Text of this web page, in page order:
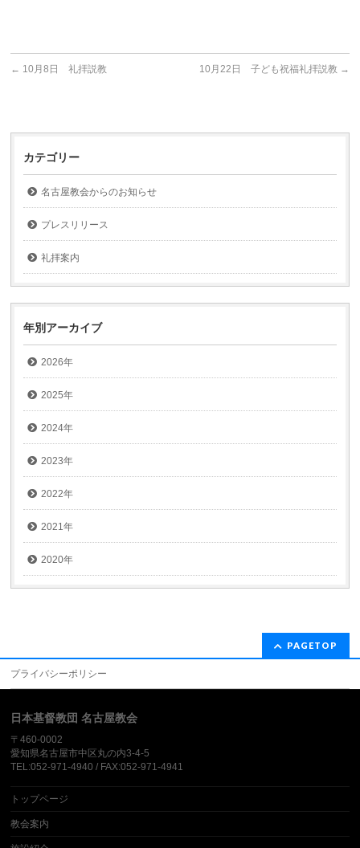
← 10月8日 礼拝説教 10月22日 子ども祝福礼拝説教 →
カテゴリー
名古屋教会からのお知らせ
プレスリリース
礼拝案内
年別アーカイブ
2026年
2025年
2024年
2023年
2022年
2021年
2020年
PAGETOP
プライバシーポリシー
日本基督教団 名古屋教会
〒460-0002
愛知県名古屋市中区丸の内3-4-5
TEL:052-971-4940 / FAX:052-971-4941
トップページ
教会案内